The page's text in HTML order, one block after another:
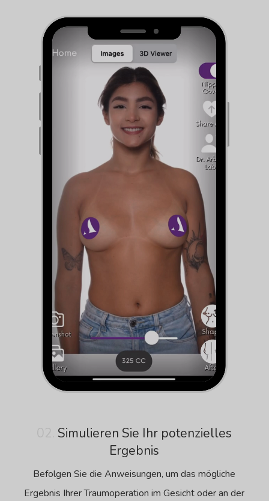
Simulieren Sie Ihr potenzielles
Ergebnis
Befolgen Sie die Anweisungen, um das mögliche
Ergebnis Ihrer Traumoperation im Gesicht oder an der